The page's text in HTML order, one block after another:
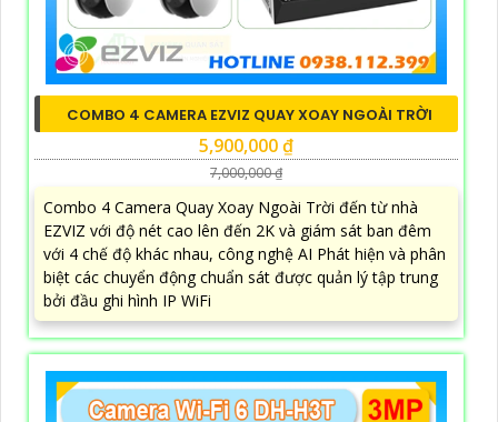
COMBO 4 CAMERA EZVIZ QUAY XOAY NGOÀI TRỜI
5,900,000 ₫
7,000,000 ₫
Combo 4 Camera Quay Xoay Ngoài Trời đến từ nhà
EZVIZ với độ nét cao lên đến 2K và giám sát ban đêm
với 4 chế độ khác nhau, công nghệ AI Phát hiện và phân
biệt các chuyển động chuẩn sát được quản lý tập trung
bởi đầu ghi hình IP WiFi